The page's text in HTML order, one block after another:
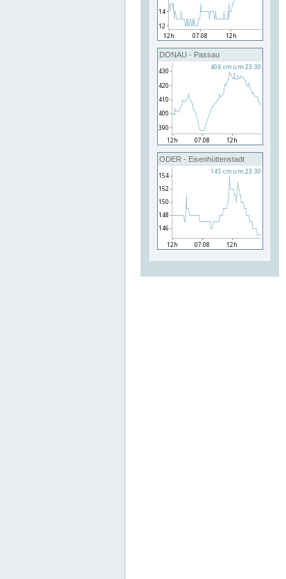
DONAU - Passau
ODER - Eisenhüttenstadt